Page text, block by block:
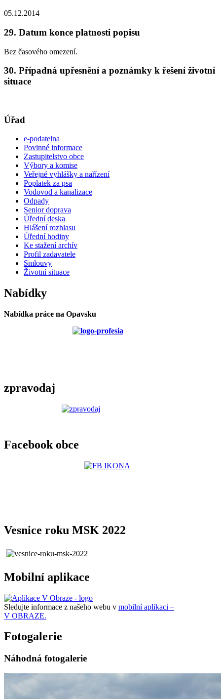
05.12.2014
29. Datum konce platnosti popisu
Bez časového omezení.
30. Případná upřesnění a poznámky k řešení životní
situace
Úřad
e-podatelna
Povinné informace
Zastupitelstvo obce
Výbory a komise
Veřejné vyhlášky a nařízení
Poplatek za psa
Vodovod a kanalizace
Odpady
Senior doprava
Úřední deska
Hlášení rozhlasu
Úřední hodiny
Ke stažení archív
Profil zadavatele
Smlouvy
Životní situace
Nabídky
Nabídka práce na Opavsku
zpravodaj
Facebook obce
Vesnice roku MSK 2022
Mobilní aplikace
Sledujte informace z našeho webu v mobilní aplikaci –
V OBRAZE.
Fotogalerie
Náhodná fotogalerie